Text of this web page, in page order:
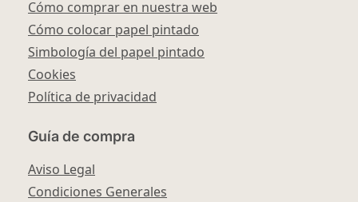
Cómo comprar en nuestra web
Cómo colocar papel pintado
Simbología del papel pintado
Cookies
Política de privacidad
Guía de compra
Aviso Legal
Condiciones Generales